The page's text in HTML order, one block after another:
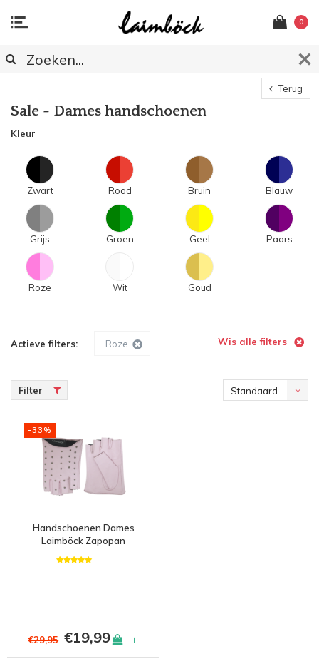
0
Terug
Sale - Dames handschoenen
Kleur
Zwart Rood Bruin Blauw
Grijs Groen Geel Paars
Roze Wit Goud
Actieve filters: Roze Wis alle filters
Filter Standaard
-33%
Handschoenen Dames
Laimböck Zapopan
€29,95 €19,99 +